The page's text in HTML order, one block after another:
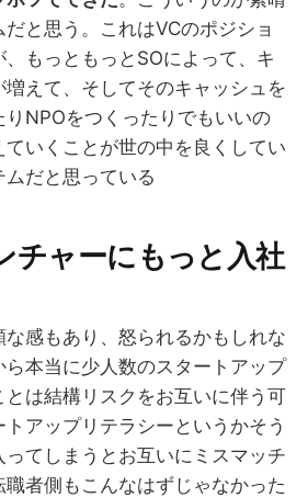
と思う。これはVCのポジショ
もっともっとSOによって、キ
増えて、そしてそのキャッシュを
NPOをつくったりでもいいの
いくことが世の中を良くしてい
ムだと思っている
チャーにもっと入社
な感もあり、怒られるかもしれな
本当に少人数のスタートアップ
は結構リスクをお互いに伴う可
アップリテラシーというかそう
てしまうとお互いにミスマッチ
者側もこんなはずじゃなかった